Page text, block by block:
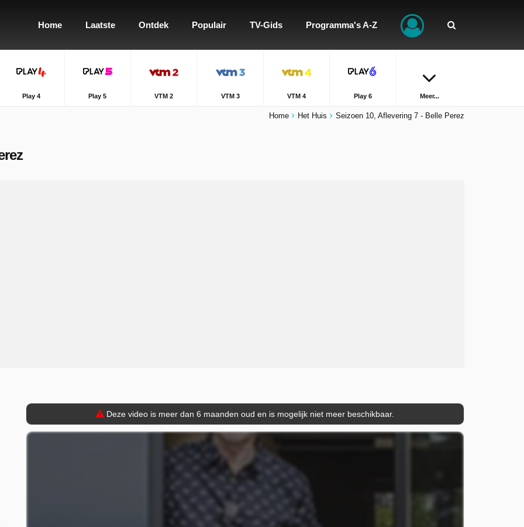
Home Laatste Ontdek Populair TV-Gids Programma's A-Z
Play 4 Play 5 VTM 2 VTM 3 VTM 4 Play 6 Meer...
Home Het Huis Seizoen 10, Aflevering 7 - Belle Perez
Deze video is meer dan 6 maanden oud en is mogelijk niet meer beschikbaar.